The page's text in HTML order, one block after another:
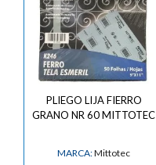
PLIEGO LIJA FIERRO
GRANO NR 60 MITTOTEC
MARCA:Mittotec